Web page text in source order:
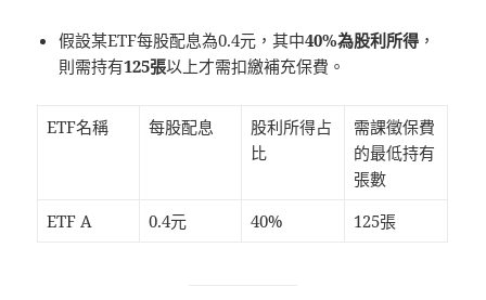
假設某ETF每股配息為0.4元，其中40%為股利所得 ，
則需持有125張以上才需扣繳補充保費。
ETF名稱 每股配息
股利所得占
比
需課徵保費
的最低持有
張數
ETF A
0.4元 40% 125張